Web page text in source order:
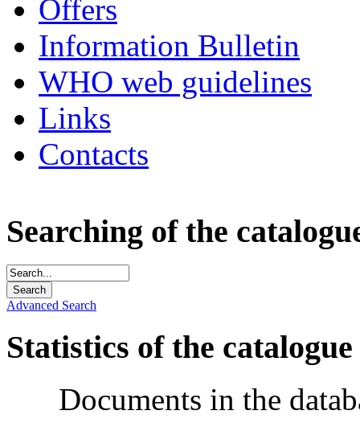
Offers
Information Bulletin
WHO web guidelines
Links
Contacts
Searching of the
Advanced Search
Statistics of the catalogue
Documents in the